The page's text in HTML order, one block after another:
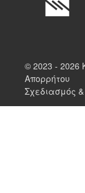
© 2023 -
Απορρήτου
Σχεδιασμός